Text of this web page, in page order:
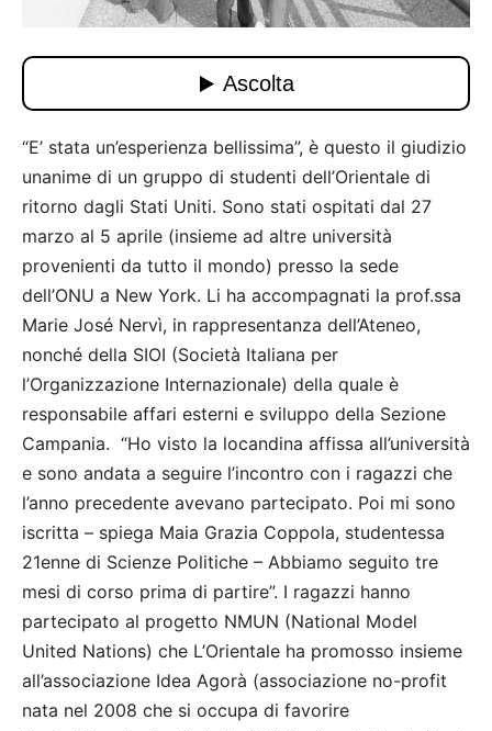
“E’ stata un’esperienza bellissima”, è questo il giudizio
unanime di un gruppo di studenti dell’Orientale di
ritorno dagli Stati Uniti. Sono stati ospitati dal 27
marzo al 5 aprile (insieme ad altre università
provenienti da tutto il mondo) presso la sede
dell’ONU a New York. Li ha accompagnati la prof.ssa
Marie José Nervì, in rappresentanza dell’Ateneo,
nonché della SIOI (Società Italiana per
l’Organizzazione Internazionale) della quale è
responsabile affari esterni e sviluppo della Sezione
Campania. “Ho visto la locandina affissa all’università
e sono andata a seguire l’incontro con i ragazzi che
l’anno precedente avevano partecipato. Poi mi sono
iscritta – spiega Maia Grazia Coppola, studentessa
21enne di Scienze Politiche – Abbiamo seguito tre
mesi di corso prima di partire”. I ragazzi hanno
partecipato al progetto NMUN (National Model
United Nations) che L’Orientale ha promosso insieme
all’associazione Idea Agorà (associazione no-profit
nata nel 2008 che si occupa di favorire